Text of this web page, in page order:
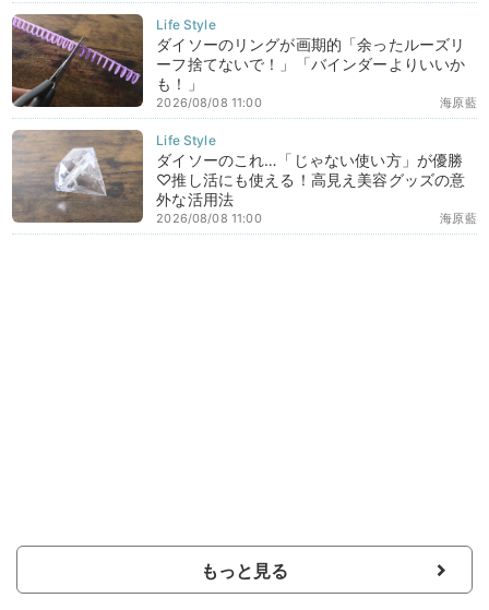
ダイソーのリングが画期的「余ったルーズリ
ーフ捨てないで！」「バインダーよりいいか
も！」
海原藍
2026/08/08 11:00
ダイソーのこれ…「じゃない使い方」が優勝
♡推し活にも使える！高見え美容グッズの意
外な活用法
海原藍
2026/08/08 11:00
もっと見る